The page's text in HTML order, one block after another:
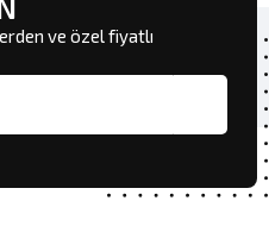
ve özel fiyatlı